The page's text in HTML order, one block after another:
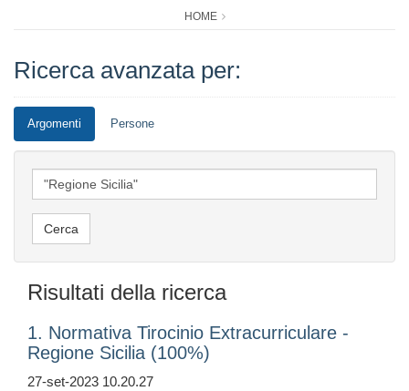
HOME
Ricerca avanzata per:
Argomenti Persone
Risultati della ricerca
1. Normativa Tirocinio Extracurriculare -
Regione Sicilia (100%)
27-set-2023 10.20.27